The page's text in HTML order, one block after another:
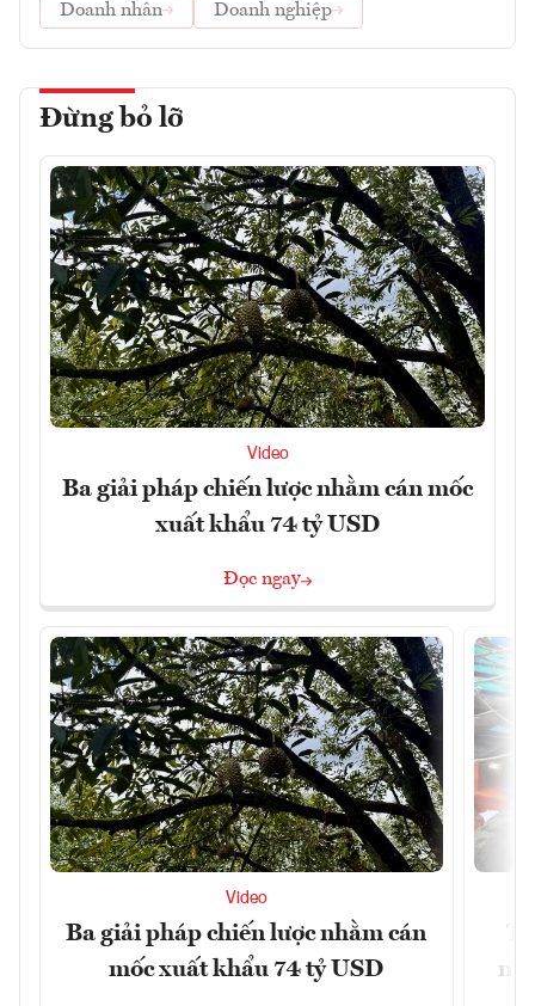
Doanh nhân
Doanh nghiệp
Đừng bỏ lỡ
Video
Ba giải pháp chiến lược nhằm cán mốc
xuất khẩu 74 tỷ USD
Đọc ngay
Video
Ba giải pháp chiến lược nhằm cán
mốc xuất khẩu 74 tỷ USD